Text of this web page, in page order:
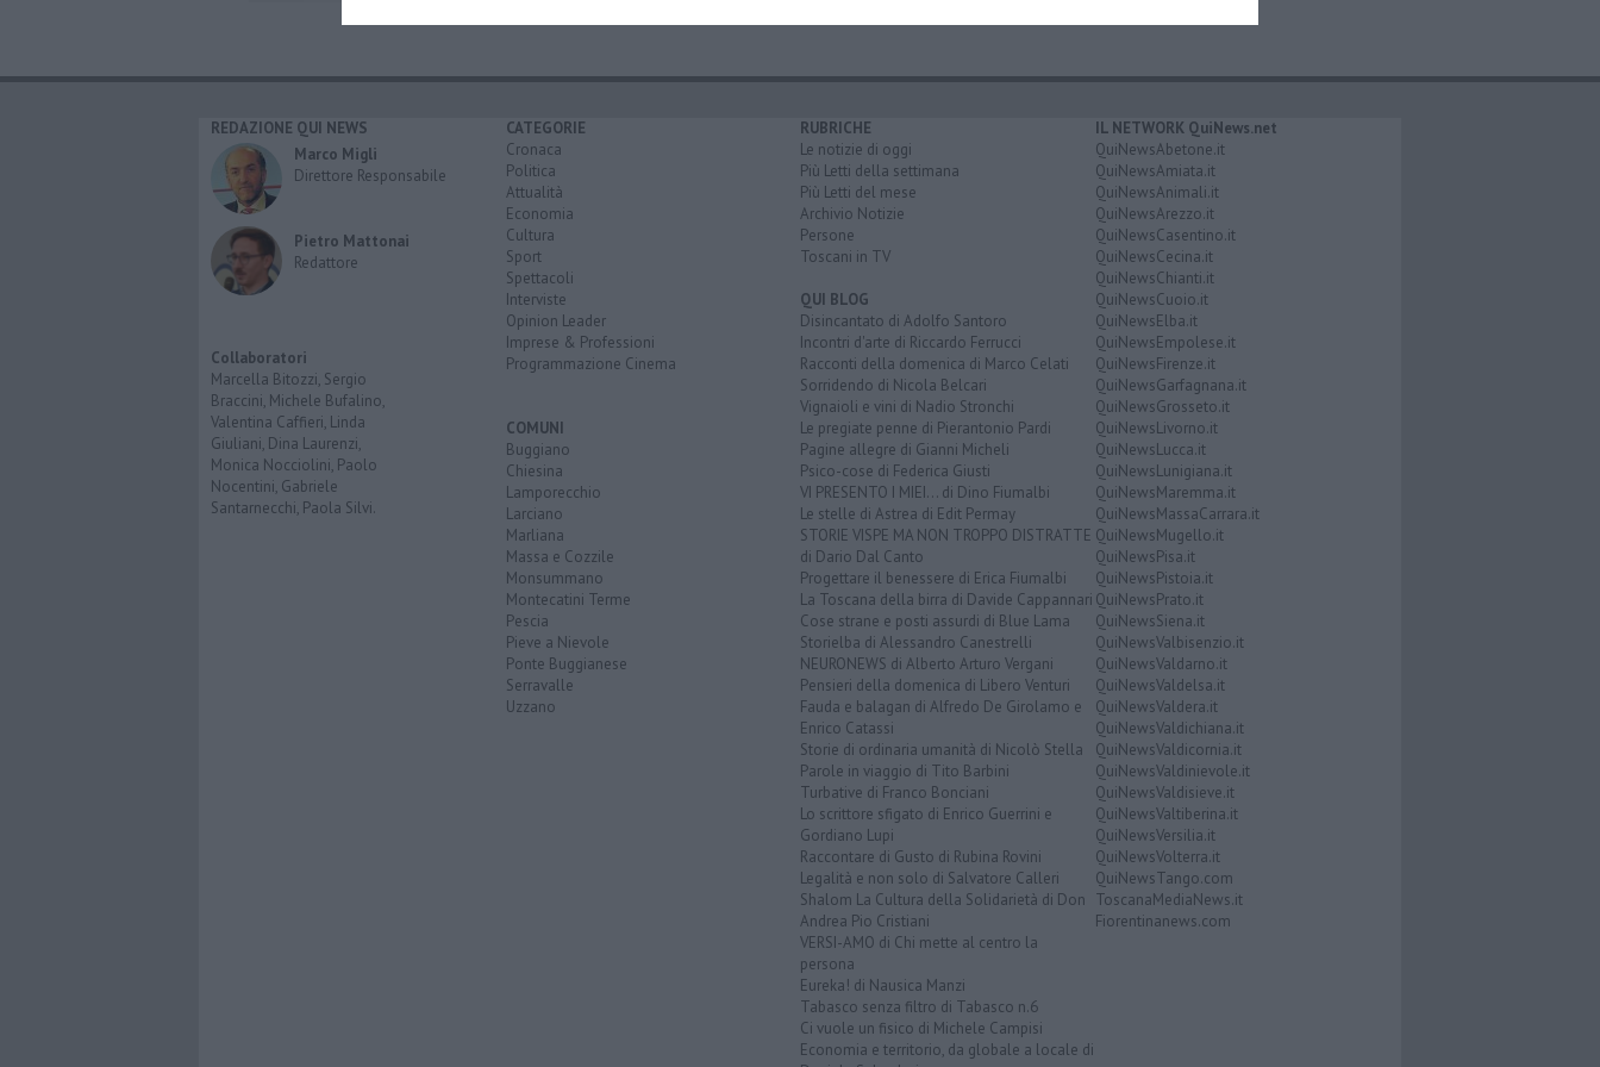
REDAZIONE QUI NEWS
Marco Migli
Direttore Responsabile
Pietro Mattonai
Redattore
Collaboratori
Marcella Bitozzi, Sergio
Braccini, Michele Bufalino,
Valentina Caffieri, Linda
Giuliani, Dina Laurenzi,
Monica Nocciolini, Paolo
Nocentini, Gabriele
Santarnecchi, Paola Silvi.
CATEGORIE
Cronaca
Politica
Attualità
Economia
Cultura
Sport
Spettacoli
Interviste
Opinion Leader
Imprese & Professioni
Programmazione Cinema
COMUNI
Buggiano
Chiesina
Lamporecchio
Larciano
Marliana
Massa e Cozzile
Monsummano
Montecatini Terme
Pescia
Pieve a Nievole
Ponte Buggianese
Serravalle
Uzzano
RUBRICHE
Le notizie di oggi
Più Letti della settimana
Più Letti del mese
Archivio Notizie
Persone
Toscani in TV
QUI BLOG
Disincantato di Adolfo Santoro
Incontri d'arte di Riccardo Ferrucci
Racconti della domenica di Marco Celati
Sorridendo di Nicola Belcari
Vignaioli e vini di Nadio Stronchi
Le pregiate penne di Pierantonio Pardi
Pagine allegre di Gianni Micheli
Psico-cose di Federica Giusti
VI PRESENTO I MIEI... di Dino Fiumalbi
Le stelle di Astrea di Edit Permay
STORIE VISPE MA NON TROPPO DISTRATTE
di Dario Dal Canto
Progettare il benessere di Erica Fiumalbi
La Toscana della birra di Davide Cappannari
Cose strane e posti assurdi di Blue Lama
Storielba di Alessandro Canestrelli
NEURONEWS di Alberto Arturo Vergani
Pensieri della domenica di Libero Venturi
Fauda e balagan di Alfredo De Girolamo e
Enrico Catassi
Storie di ordinaria umanità di Nicolò Stella
Parole in viaggio di Tito Barbini
Turbative di Franco Bonciani
Lo scrittore sfigato di Enrico Guerrini e
Gordiano Lupi
Raccontare di Gusto di Rubina Rovini
Legalità e non solo di Salvatore Calleri
Shalom La Cultura della Solidarietà di Don
Andrea Pio Cristiani
VERSI-AMO di Chi mette al centro la
persona
Eureka! di Nausica Manzi
Tabasco senza filtro di Tabasco n.6
Ci vuole un fisico di Michele Campisi
Economia e territorio, da globale a locale di
IL NETWORK QuiNews.net
QuiNewsAbetone.it
QuiNewsAmiata.it
QuiNewsAnimali.it
QuiNewsArezzo.it
QuiNewsCasentino.it
QuiNewsCecina.it
QuiNewsChianti.it
QuiNewsCuoio.it
QuiNewsElba.it
QuiNewsEmpolese.it
QuiNewsFirenze.it
QuiNewsGarfagnana.it
QuiNewsGrosseto.it
QuiNewsLivorno.it
QuiNewsLucca.it
QuiNewsLunigiana.it
QuiNewsMaremma.it
QuiNewsMassaCarrara.it
QuiNewsMugello.it
QuiNewsPisa.it
QuiNewsPistoia.it
QuiNewsPrato.it
QuiNewsSiena.it
QuiNewsValbisenzio.it
QuiNewsValdarno.it
QuiNewsValdelsa.it
QuiNewsValdera.it
QuiNewsValdichiana.it
QuiNewsValdicornia.it
QuiNewsValdinievole.it
QuiNewsValdisieve.it
QuiNewsValtiberina.it
QuiNewsVersilia.it
QuiNewsVolterra.it
QuiNewsTango.com
ToscanaMediaNews.it
Fiorentinanews.com